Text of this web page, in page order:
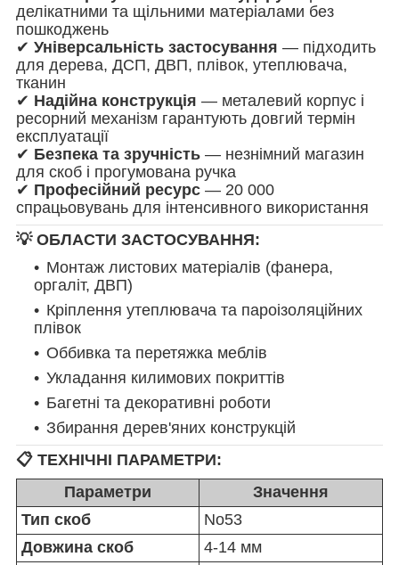
делікатними та щільними матеріалами без
пошкоджень
✔ Універсальність застосування — підходить
для дерева, ДСП, ДВП, плівок, утеплювача,
тканин
✔ Надійна конструкція — металевий корпус і
ресорний механізм гарантують довгий термін
експлуатації
✔ Безпека та зручність — незнімний магазин
для скоб і прогумована ручка
✔ Професійний ресурс — 20 000
спрацьовувань для інтенсивного використання
💡 ОБЛАСТИ ЗАСТОСУВАННЯ:
Монтаж листових матеріалів (фанера,
оргаліт, ДВП)
Кріплення утеплювача та пароізоляційних
плівок
Оббивка та перетяжка меблів
Укладання килимових покриттів
Багетні та декоративні роботи
Збирання дерев'яних конструкцій
📋 ТЕХНІЧНІ ПАРАМЕТРИ:
Параметри
Значення
Тип скоб
No53
Довжина скоб
4-14 мм